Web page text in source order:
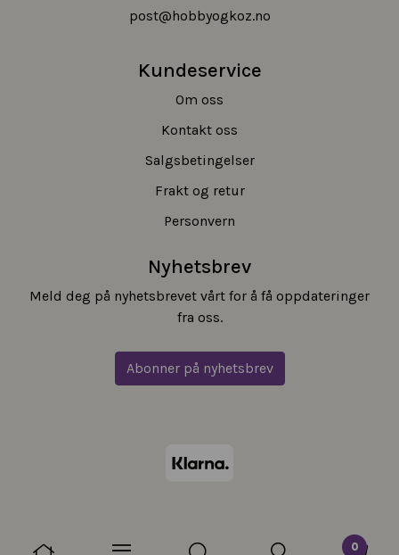
0
post@hobbyogkoz.no
Kundeservice
Om oss
Kontakt oss
Salgsbetingelser
Frakt og retur
Personvern
Nyhetsbrev
Meld deg på nyhetsbrevet vårt for å få oppdateringer
fra oss.
Abonner på nyhetsbrev